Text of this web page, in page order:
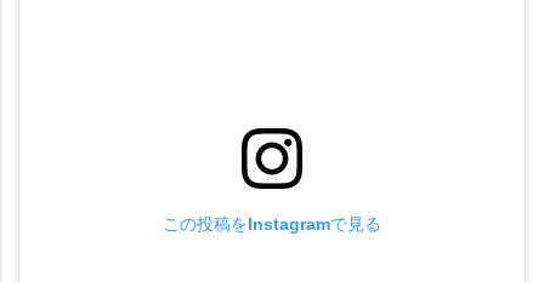
この投稿をInstagramで見る